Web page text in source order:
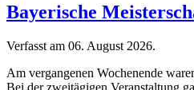
Bayerische
Verfasst am 06. August 2026.
Am vergangenen Wochenende
Bei der zweitägigen Veranstaltung